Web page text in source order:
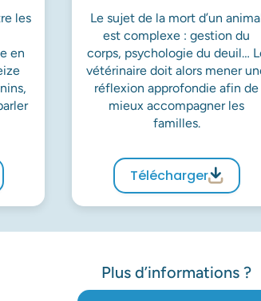
les
en
Le sujet de la mort d’un
est complexe : gestion du
corps, psychologie du deuil…
vétérinaire doit alors mener
réflexion approfondie afin de
mieux accompagner les
familles.
Télécharger
Plus d’informations ?